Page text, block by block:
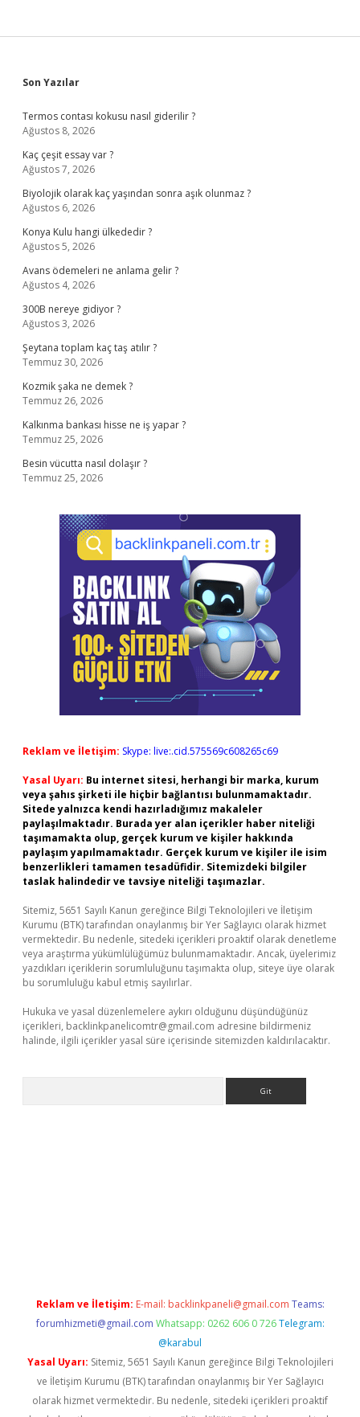
Sidebar
Son Yazılar
Termos contası kokusu nasıl giderilir ?
Ağustos 8, 2026
Kaç çeşit essay var ?
Ağustos 7, 2026
Biyolojik olarak kaç yaşından sonra aşık olunmaz ?
Ağustos 6, 2026
Konya Kulu hangi ülkededir ?
Ağustos 5, 2026
Avans ödemeleri ne anlama gelir ?
Ağustos 4, 2026
300B nereye gidiyor ?
Ağustos 3, 2026
Şeytana toplam kaç taş atılır ?
Temmuz 30, 2026
Kozmik şaka ne demek ?
Temmuz 26, 2026
Kalkınma bankası hisse ne iş yapar ?
Temmuz 25, 2026
Besin vücutta nasıl dolaşır ?
Temmuz 25, 2026
Reklam ve İletişim: Skype: live:.cid.575569c608265c69
Yasal Uyarı: Bu internet sitesi, herhangi bir marka, kurum
veya şahıs şirketi ile hiçbir bağlantısı bulunmamaktadır.
Sitede yalnızca kendi hazırladığımız makaleler
paylaşılmaktadır. Burada yer alan içerikler haber niteliği
taşımamakta olup, gerçek kurum ve kişiler hakkında
paylaşım yapılmamaktadır. Gerçek kurum ve kişiler ile isim
benzerlikleri tamamen tesadüfidir. Sitemizdeki bilgiler
taslak halindedir ve tavsiye niteliği taşımazlar.
Sitemiz, 5651 Sayılı Kanun gereğince Bilgi Teknolojileri ve İletişim
Kurumu (BTK) tarafından onaylanmış bir Yer Sağlayıcı olarak hizmet
vermektedir. Bu nedenle, sitedeki içerikleri proaktif olarak denetleme
veya araştırma yükümlülüğümüz bulunmamaktadır. Ancak, üyelerimiz
yazdıkları içeriklerin sorumluluğunu taşımakta olup, siteye üye olarak
bu sorumluluğu kabul etmiş sayılırlar.
Hukuka ve yasal düzenlemelere aykırı olduğunu düşündüğünüz
içerikleri, backlinkpanelicomtr@gmail.com adresine bildirmeniz
halinde, ilgili içerikler yasal süre içerisinde sitemizden kaldırılacaktır.
Reklam ve İletişim: E-mail: backlinkpaneli@gmail.com Teams:
forumhizmeti@gmail.com Whatsapp: 0262 606 0 726 Telegram:
@karabul
Yasal Uyarı: Sitemiz, 5651 Sayılı Kanun gereğince Bilgi Teknolojileri
ve İletişim Kurumu (BTK) tarafından onaylanmış bir Yer Sağlayıcı
olarak hizmet vermektedir. Bu nedenle, sitedeki içerikleri proaktif